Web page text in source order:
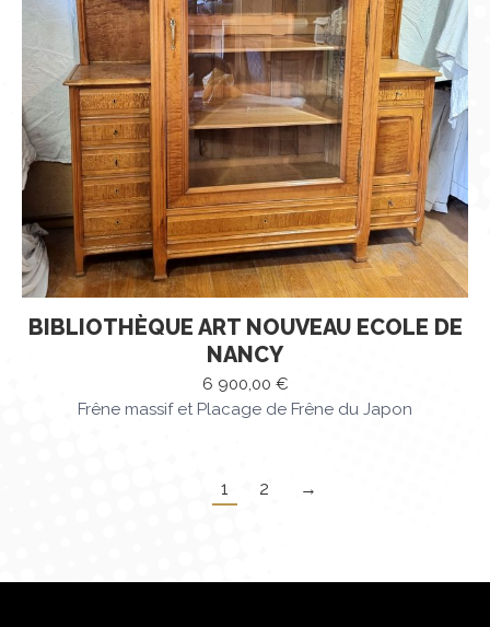
BIBLIOTHÈQUE ART NOUVEAU ECOLE DE
NANCY
6 900,00 €
Frêne massif et Placage de Frêne du Japon
1 2 →